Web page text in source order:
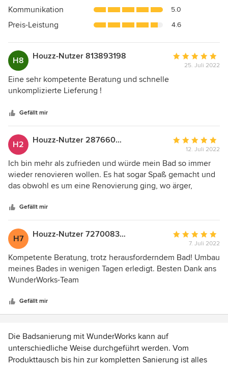
5
Sternen
Kommunikation 5.0
Preis-Leistung 4.6
H8 Houzz-Nutzer 813893198
Bewertung:
25. Juli 2022
Eine sehr kompetente Beratung und schnelle
unkomplizierte Lieferung !
Gefällt mir
H2 Houzz-Nutzer 287660800
Bewertung:
5
von
5
12. Juli 2022
Ich bin mehr als zufrieden und würde mein Bad so immer
wieder renovieren wollen. Es hat sogar Spaß gemacht und
das obwohl es um eine Renovierung ging, wo ärger,
alles reibungslos, schnell und dreckfrei ab. Vom ersten
Kontakt bis hin zum fertigen Bad wusste ich stets was,
wann, wie passiert. Tolle Beratung, tolle Umsetzung! Weiter
so!
Gefällt mir
H7 Houzz-Nutzer 727008310
Bewertung:
5
von
7. Juli 2022
Kompetente Beratung, trotz herausforderndem Bad! Umbau
meines Bades in wenigen Tagen erledigt. Besten Dank ans
WunderWorks-Team
Gefällt mir
Die Badsanierung mit WunderWorks kann auf
unterschiedliche Weise durchgeführt werden. Vom
Produkttausch bis hin zur kompletten Sanierung ist alles